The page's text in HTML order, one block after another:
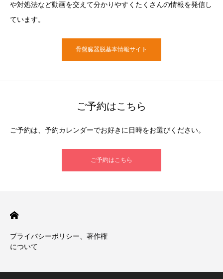
や対処法など動画を交えて分かりやすくたくさんの情報を発信し
ています。
骨盤臓器脱基本情報サイト
ご予約はこちら
ご予約は、予約カレンダーでお好きに日時をお選びください。
ご予約はこちら
プライバシーポリシー、著作権
について